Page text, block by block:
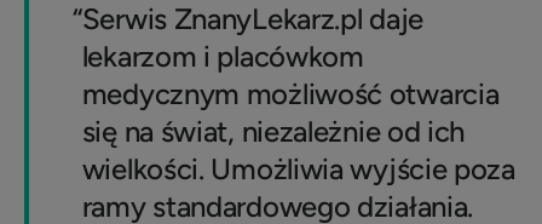
“Serwis ZnanyLekarz.pl daje
lekarzom i placówkom
medycznym możliwość otwarcia
się na świat, niezależnie od ich
wielkości. Umożliwia wyjście poza
ramy standardowego działania.